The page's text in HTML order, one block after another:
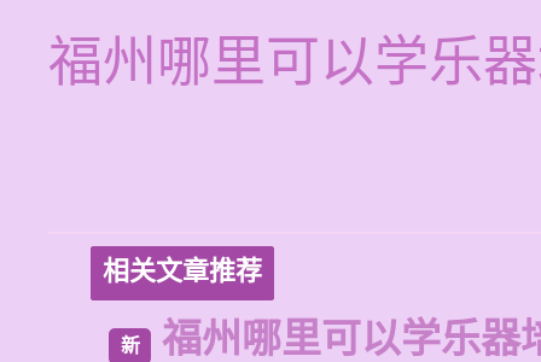
福州哪里可以学乐
相关文章推荐
新 福州哪里可以学乐器